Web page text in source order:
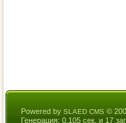
Powered by SLAED CMS ©
Генерация: 0.105 сек. и 17